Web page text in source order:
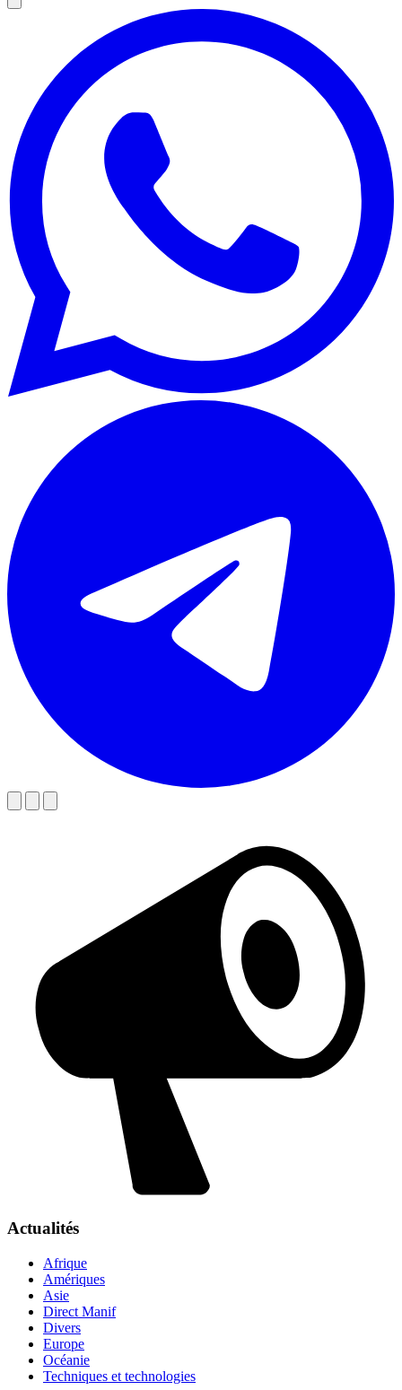
Actualités
Afrique
Amériques
Asie
Direct Manif
Divers
Europe
Océanie
Techniques et technologies